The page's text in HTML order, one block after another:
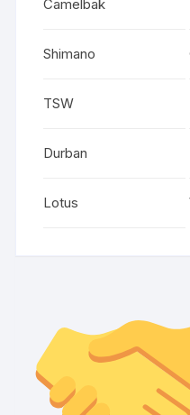
Camelbak
Shimano
TSW
Durban
Lotus